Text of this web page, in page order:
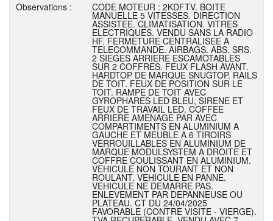
Observations :
CODE MOTEUR : 2KDFTV. BOITE
MANUELLE 5 VITESSES. DIRECTION
ASSISTEE. CLIMATISATION. VITRES
ELECTRIQUES. VENDU SANS LA RADIO
HF. FERMETURE CENTRALISEE A
TELECOMMANDE. AIRBAGS. ABS. SRS.
2 SIEGES ARRIERE ESCAMOTABLES
SUR 2 COFFRES. FEUX FLASH AVANT.
HARDTOP DE MARQUE SNUGTOP. RAILS
DE TOIT. FEUX DE POSITION SUR LE
TOIT. RAMPE DE TOIT AVEC
GYROPHARES LED BLEU, SIRENE ET
FEUX DE TRAVAIL LED. COFFEE
ARRIERE AMENAGE PAR AVEC
COMPARTIMENTS EN ALUMINIUM A
GAUCHE ET MEUBLE A 6 TIROIRS
VERROUILLABLES EN ALUMINIUM DE
MARQUE MODULSYSTEM A DROITE ET
COFFRE COULISSANT EN ALUMINIUM.
VEHICULE NON TOURANT ET NON
ROULANT. VEHICULE EN PANNE.
VEHICULE NE DEMARRE PAS.
ENLEVEMENT PAR DEPANNEUSE OU
PLATEAU. CT DU 24/04/2025
FAVORABLE (CONTRE VISITE - VIERGE).